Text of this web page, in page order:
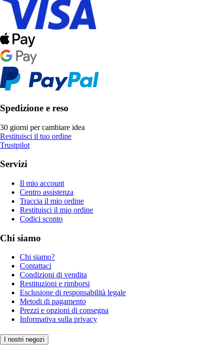
Spedizione e reso
30 giorni per cambiare idea
Restituisci il tuo ordine
Trustpilot
Servizi
Il mio account
Centro assistenza
Traccia il mio ordine
Restituisci il mio ordine
Codici sconto
Chi siamo
Chi siamo?
Contattaci
Condizioni di vendita
Restituzioni e rimborsi
Esclusione di responsabilità legale
Metodi di pagamento
Prezzi e opzioni di consegna
Informativa sulla privacy
I nostri negozi